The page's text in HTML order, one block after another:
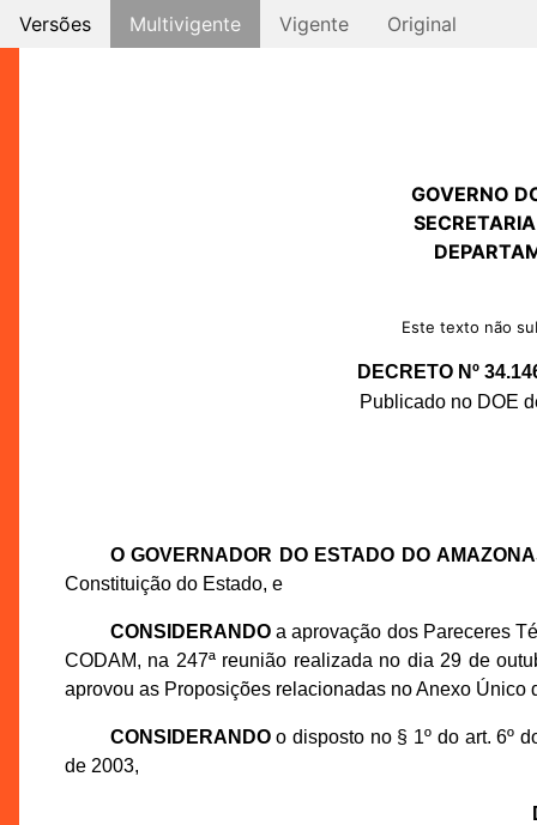
Versões Multivigente Vigente Original
GOVERNO
Este texto não
DECRETO Nº
Publicado no DOE
O GOVERNADOR DO ESTADO DO
Constituição do Estado, e
CONSIDERANDOa aprovação dos Pareceres
CODAM, na 247ª reunião realizada no dia 29 de
aprovou as Proposições relacionadas no Anexo Único
CONSIDERANDOo disposto no § 1º do art. 6º
de 2003,